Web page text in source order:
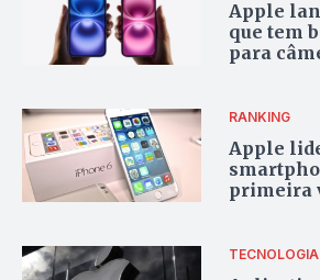
Apple
que tem
para
RANKING
Apple
primeira
TECNOLOGIA